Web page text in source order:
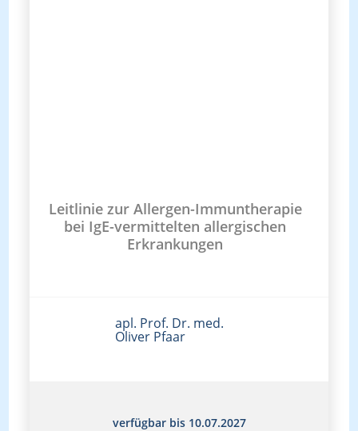
Leitlinie zur Allergen-Immuntherapie
bei IgE-vermittelten allergischen
Erkrankungen
apl. Prof. Dr. med.
Oliver Pfaar
verfügbar bis 10.07.2027